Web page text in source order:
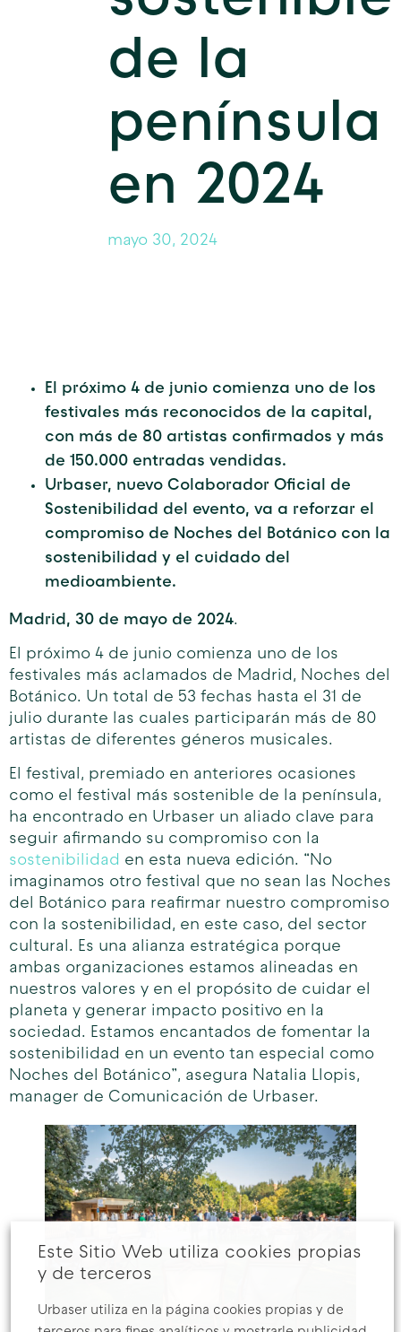
de la
península
en 2024
mayo 30, 2024
El próximo 4 de junio comienza uno de los
festivales más reconocidos de la capital,
con más de 80 artistas confirmados y más
de 150.000 entradas vendidas.
Urbaser, nuevo Colaborador Oficial de
Sostenibilidad del evento, va a reforzar el
compromiso de Noches del Botánico con la
sostenibilidad y el cuidado del
medioambiente.
Madrid, 30 de mayo de 2024.
El próximo 4 de junio comienza uno de los
festivales más aclamados de Madrid, Noches del
Botánico. Un total de 53 fechas hasta el 31 de
julio durante las cuales participarán más de 80
artistas de diferentes géneros musicales.
El festival, premiado en anteriores ocasiones
como el festival más sostenible de la península,
ha encontrado en Urbaser un aliado clave para
seguir afirmando su compromiso con la
sostenibilidad en esta nueva edición. “No
imaginamos otro festival que no sean las Noches
del Botánico para reafirmar nuestro compromiso
con la sostenibilidad, en este caso, del sector
cultural. Es una alianza estratégica porque
ambas organizaciones estamos alineadas en
nuestros valores y en el propósito de cuidar el
planeta y generar impacto positivo en la
sociedad. Estamos encantados de fomentar la
sostenibilidad en un evento tan especial como
Noches del Botánico”, asegura Natalia Llopis,
manager de Comunicación de Urbaser.
Este Sitio Web utiliza cookies propias
y de terceros
Urbaser utiliza en la página cookies propias y de